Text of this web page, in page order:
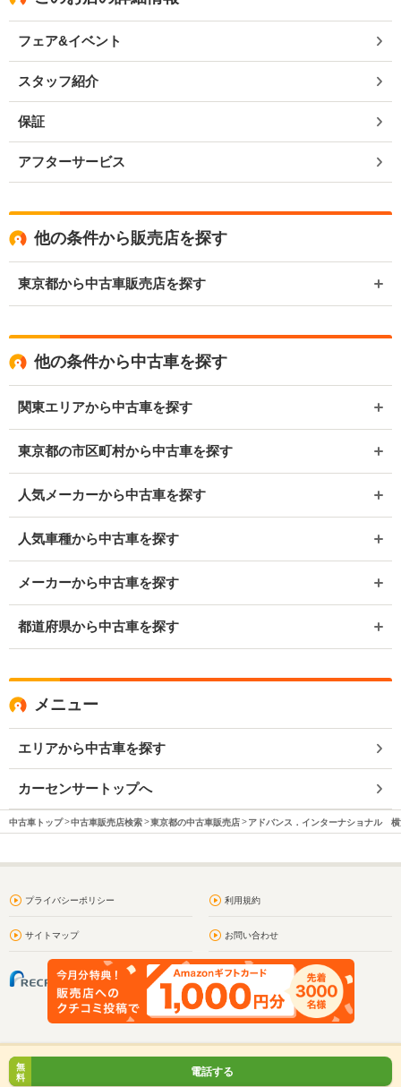
フェア&イベント
スタッフ紹介
保証
アフターサービス
他の条件から販売店を探す
東京都から中古車販売店を探す
他の条件から中古車を探す
関東エリアから中古車を探す
東京都の市区町村から中古車を探す
人気メーカーから中古車を探す
人気車種から中古車を探す
メーカーから中古車を探す
都道府県から中古車を探す
メニュー
エリアから中古車を探す
カーセンサートップへ
中古車トップ 中古車販売店検索 東京都の中古車販売店 アドバンス．インターナショナル
プライバシーポリシー 利用規約
サイトマップ お問い合わせ
無
料
電話する